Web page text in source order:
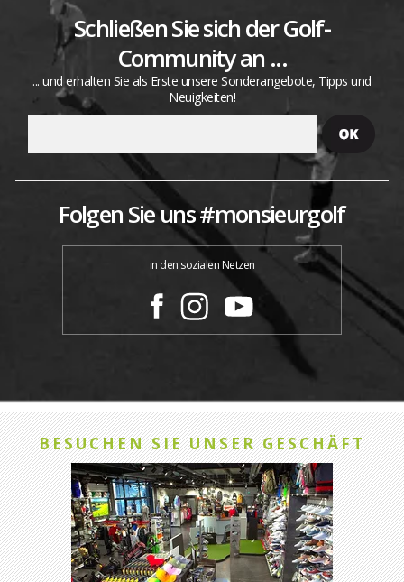
Schließen Sie sich der Golf-
Community an ...
... und erhalten Sie als Erste unsere Sonderangebote, Tipps und
Neuigkeiten!
Folgen Sie uns #monsieurgolf
in den sozialen Netzen
BESUCHEN SIE UNSER GESCHÄFT